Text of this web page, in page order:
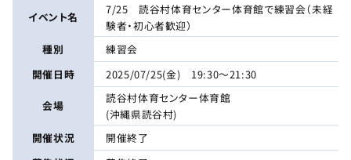
イベント名
7/25 読谷村体育センター体育館で練習会（未経
験者・初心者歓迎）
種別
練習会
開催日時
2025/07/25(金) 19:30～21:30
会場
読谷村体育センター体育館
(沖縄県読谷村)
開催状況
開催終了